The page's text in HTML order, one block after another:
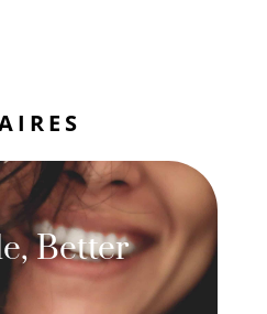
Better